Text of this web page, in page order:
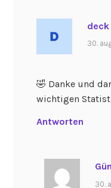
deck
30.
🤣 Danke und
wichtigen
Antworten
30.